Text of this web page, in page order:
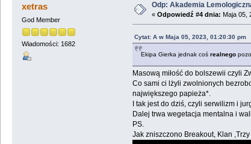
xetras
God Member
Wiadomości: 1682
Odp: Akademia
« Odpowiedź #4 dnia: Maja 05,
Cytat: A w Maja 05, 2023, 01:20:30 pm
Ekipa Gierka jednak coś realnego
Masową miłość do bolszewii czyli
Co sami ci lżyli zwolnionych
największego papieża*.
I tak jest do dziś, czyli serwilizm i
Dalej trwa wegetacja mentalna i
PS.
Jak zniszczono Breakout, Klan